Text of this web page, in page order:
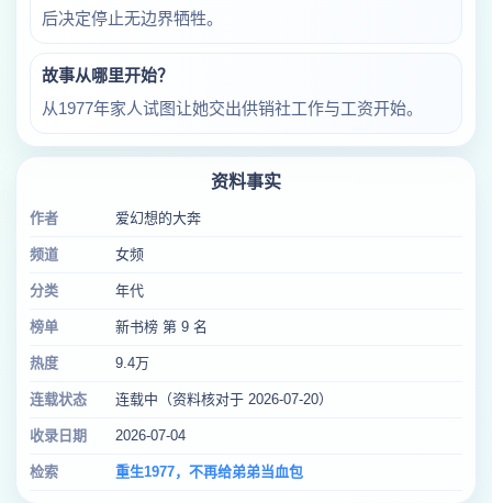
后决定停止无边界牺牲。
故事从哪里开始？
从1977年家人试图让她交出供销社工作与工资开始。
资料事实
作者 爱幻想的大奔
频道 女频
分类 年代
榜单 新书榜 第 9 名
热度 9.4万
连载状态 连载中（资料核对于 2026-07-20）
收录日期 2026-07-04
检索 重生1977，不再给弟弟当血包